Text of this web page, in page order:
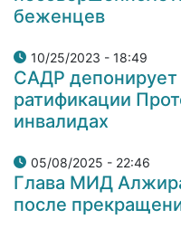
беженцев
10/25/2023 - 18:49
САДР депонирует
ратификации
инвалидах
05/08/2025 - 22:46
Глава МИД
после